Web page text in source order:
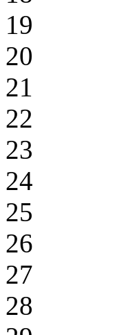
19
20
21
22
23
24
25
26
27
28